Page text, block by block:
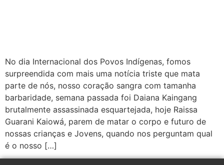
No dia Internacional dos Povos Indígenas, fomos
surpreendida com mais uma notícia triste que mata
parte de nós, nosso coração sangra com tamanha
barbaridade, semana passada foi Daiana Kaingang
brutalmente assassinada esquartejada, hoje Raissa
Guarani Kaiowá, parem de matar o corpo e futuro de
nossas crianças e Jovens, quando nos perguntam qual
é o nosso […]